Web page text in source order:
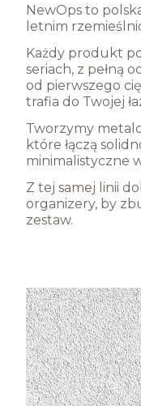
NewOps to
letnim
Każdy produkt
seriach, z pełną
od pierwszego
trafia do Twojej
Tworzymy
które łączą
minimalistyczne
Z tej samej linii
organizery, by
zestaw.